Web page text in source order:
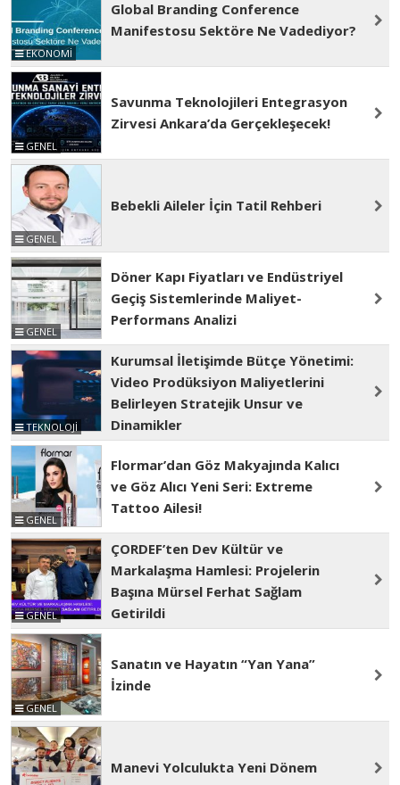
EKONOMİ
Global Branding Conference
Manifestosu Sektöre Ne Vadediyor?
GENEL
Savunma Teknolojileri Entegrasyon
Zirvesi Ankara’da Gerçekleşecek!
GENEL
Bebekli Aileler İçin Tatil Rehberi
GENEL
Döner Kapı Fiyatları ve Endüstriyel
Geçiş Sistemlerinde Maliyet-
Performans Analizi
TEKNOLOJİ
Kurumsal İletişimde Bütçe Yönetimi:
Video Prodüksiyon Maliyetlerini
Belirleyen Stratejik Unsur ve
Dinamikler
GENEL
Flormar’dan Göz Makyajında Kalıcı
ve Göz Alıcı Yeni Seri: Extreme
Tattoo Ailesi!
GENEL
ÇORDEF’ten Dev Kültür ve
Markalaşma Hamlesi: Projelerin
Başına Mürsel Ferhat Sağlam
Getirildi
GENEL
Sanatın ve Hayatın “Yan Yana”
İzinde
Manevi Yolculukta Yeni Dönem